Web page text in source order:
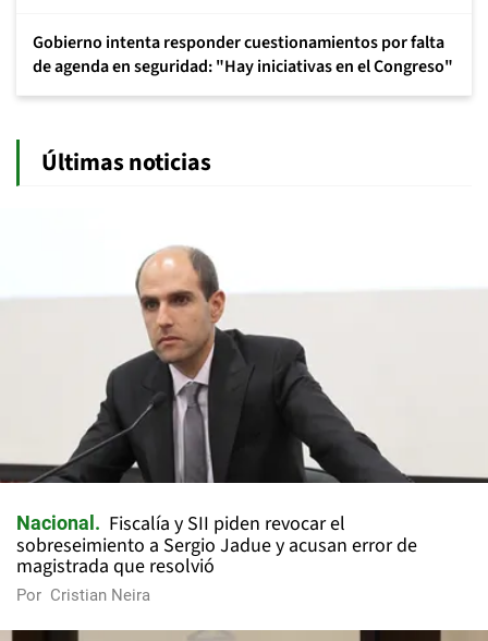
Gobierno intenta responder cuestionamientos por falta
de agenda en seguridad: "Hay iniciativas en el Congreso"
Últimas noticias
Nacional
Fiscalía y SII piden revocar el
sobreseimiento a Sergio Jadue y acusan error de
magistrada que resolvió
Por Cristian Neira